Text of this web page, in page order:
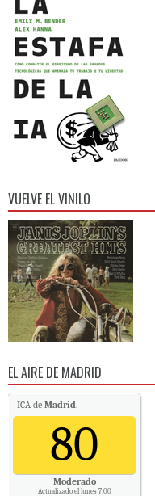
VUELVE EL VINILO
EL AIRE DE MADRID
ICA de Madrid.
80
Moderado
Actualizado el lunes 7:00